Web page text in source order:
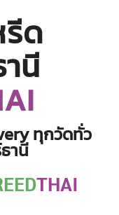
ด
นี
ทุกวัดทั่ว
านี
THAI